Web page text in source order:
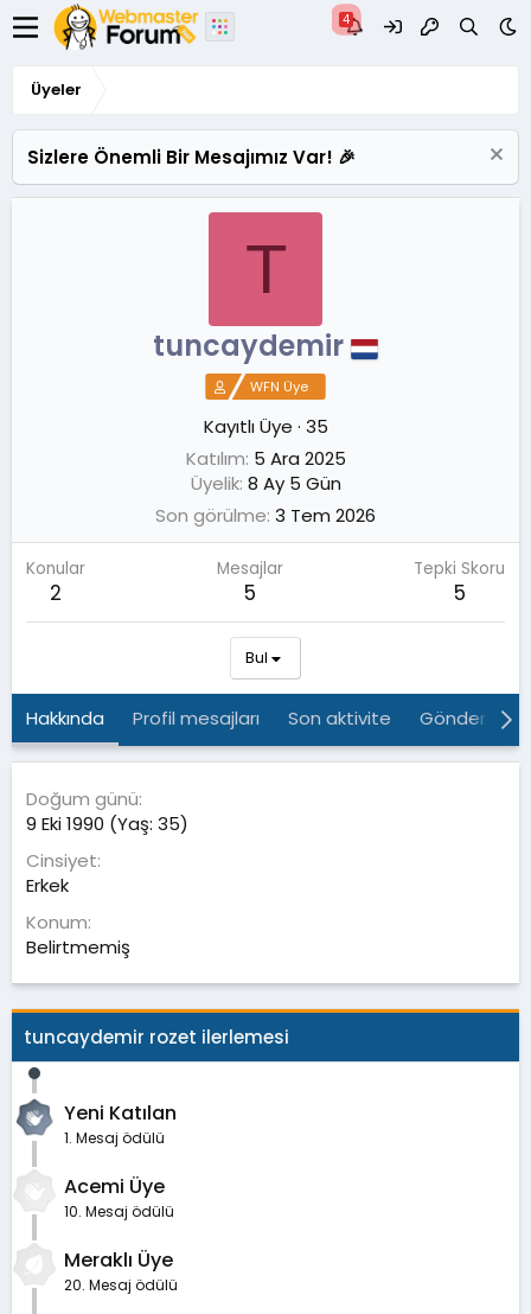
Üyeler
Sizlere Önemli Bir Mesajımız Var! 🎉
T
tuncaydemir
WFN Üye
Kayıtlı Üye · 35
Katılım 5 Ara 2025
Üyelik 8 Ay 5 Gün
Son görülme 3 Tem 2026
Konular
2
Mesajlar
5
Tepki Skoru
5
Bul
Hakkında Profil mesajları Son aktivite Gönderiler
Doğum günü
9 Eki 1990 (Yaş: 35)
Cinsiyet
Erkek
Konum
Belirtmemiş
tuncaydemir rozet ilerlemesi
Yeni Katılan
1. Mesaj ödülü
Acemi Üye
10. Mesaj ödülü
Meraklı Üye
20. Mesaj ödülü